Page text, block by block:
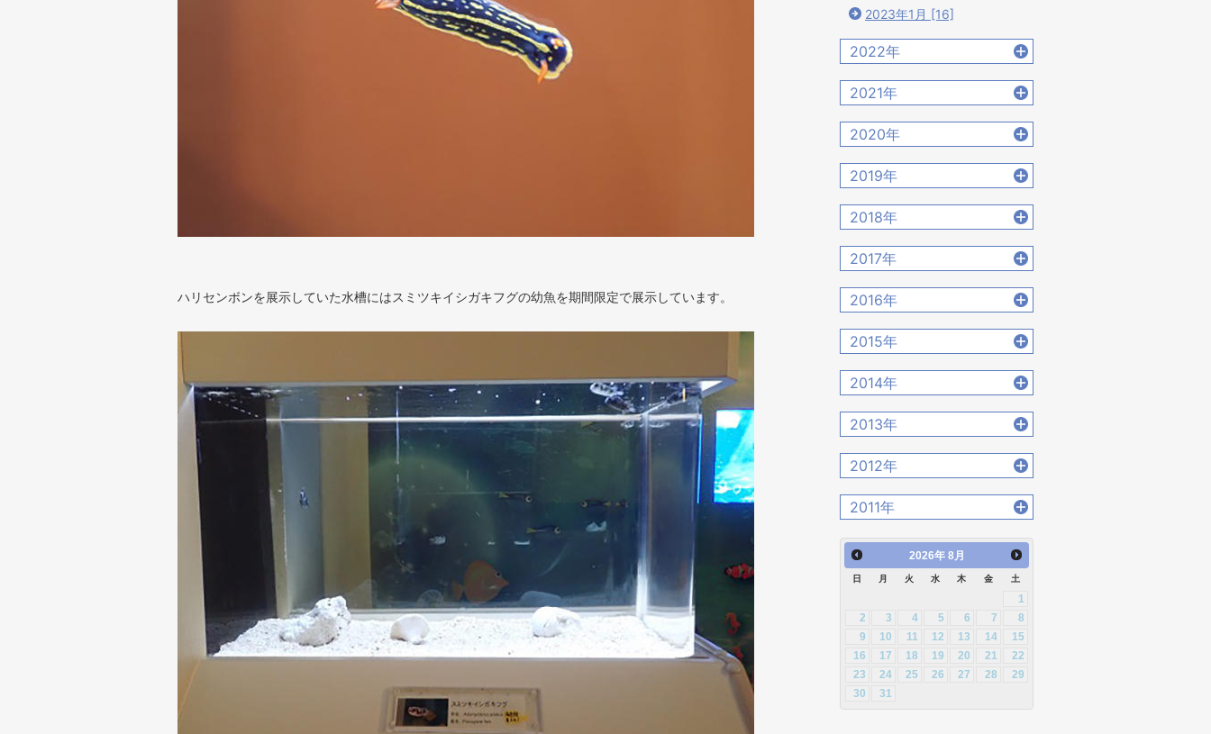
ハリセンボンを展示していた水槽にはスミツキイシガキフグの幼魚を期間限定で展示しています。
2023年1月 [16]
2022年
2022年12月 [15]
2022年10月 [16]
2022年9月 [12]
2022年7月 [19]
2022年6月 [17]
2022年5月 [14]
2022年4月 [15]
2022年3月 [11]
2022年2月 [12]
2021年
2021年12月 [18]
2021年10月 [17]
2021年9月 [14]
2021年7月 [22]
2021年6月 [17]
2021年5月 [18]
2021年4月 [16]
2021年3月 [22]
2021年2月 [14]
2020年
2020年12月 [21]
2020年10月 [21]
2020年9月 [16]
2020年7月 [16]
2020年6月 [21]
2020年5月 [14]
2020年4月 [12]
2020年3月 [15]
2020年2月 [18]
2019年
2019年12月 [14]
2019年10月 [12]
2019年9月 [15]
2019年7月 [21]
2019年6月 [18]
2019年5月 [20]
2019年4月 [16]
2019年3月 [20]
2019年2月 [12]
2018年
2018年12月 [20]
2018年10月 [20]
2018年9月 [12]
2018年7月 [14]
2018年6月 [18]
2018年5月 [14]
2018年4月 [21]
2018年3月 [23]
2018年2月 [25]
2018年1月 [26]
2017年
2017年12月 [28]
2017年10月 [21]
2017年9月 [24]
2017年7月 [26]
2017年6月 [25]
2017年5月 [27]
2017年4月 [26]
2017年3月 [23]
2017年2月 [23]
2016年
2016年12月 [21]
2016年10月 [26]
2016年9月 [28]
2016年7月 [27]
2016年6月 [27]
2016年5月 [30]
2016年4月 [32]
2016年2月 [25]
2016年1月 [30]
2015年
2015年12月 [30]
2015年10月 [26]
2015年9月 [30]
2015年7月 [28]
2015年6月 [29]
2015年5月 [30]
2015年3月 [27]
2015年2月 [22]
2015年1月 [25]
2014年
2014年12月 [28]
2014年10月 [29]
2014年9月 [26]
2014年7月 [28]
2014年5月 [25]
2014年3月 [26]
2013年
2013年12月 [27]
2013年10月 [28]
2013年9月 [27]
2013年8月 [26]
2013年6月 [28]
2013年5月 [29]
2013年4月 [29]
2012年
2012年12月 [30]
2012年10月 [12]
2012年9月 [5]
2012年8月 [12]
2012年7月 [1]
2012年3月 [2]
2011年
2011年12月 [1]
2026年 8月
日 月 火 水 木 金 土
1
2
3 4 5 6 7
8
9
10 11 12 13 14
15
16
17 18 19 20 21
22
23
24 25 26 27 28
29
30
31